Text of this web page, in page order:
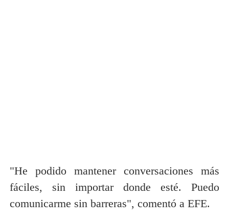
"He podido mantener conversaciones más
fáciles, sin importar donde esté. Puedo
comunicarme sin barreras", comentó a EFE.